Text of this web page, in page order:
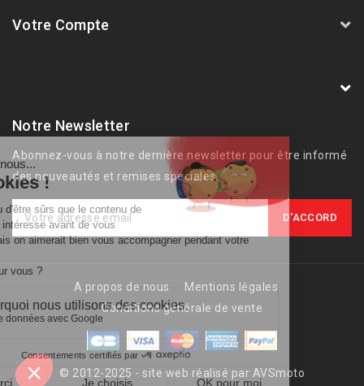
Votre Compte
Notre Newsletter
Abonnez-vous à notre dernière newsletter pour être informé
des nouveautés et remises spéciales.
A propos de nous
Mentions légales
Conditions générale de vente
© 2012-2025 - site web réalisé par AVSmoto